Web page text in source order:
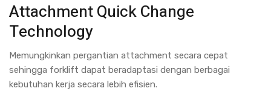
Attachment Quick Change
Technology
Memungkinkan pergantian attachment secara cepat
sehingga forklift dapat beradaptasi dengan berbagai
kebutuhan kerja secara lebih efisien.